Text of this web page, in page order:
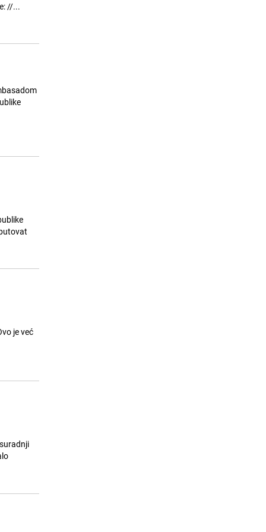
Republike Italije u BiH. Između ostalog, danas ćemo u emisiji govoriti o pet zanimljivosti iz Italije: //...
je već